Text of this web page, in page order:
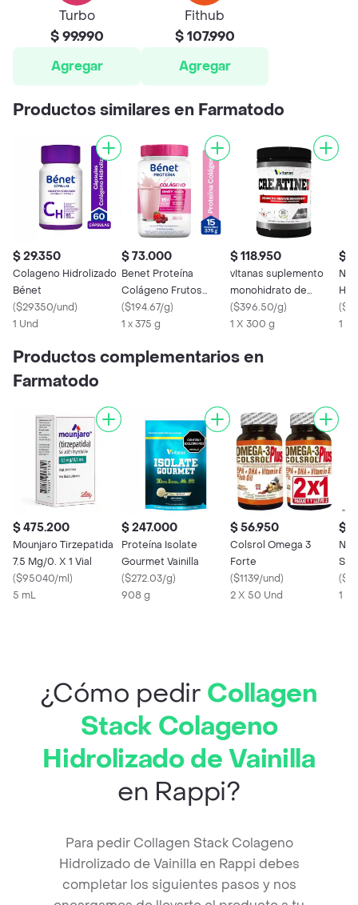
Turbo
$ 99.990
Agregar
Fithub
$ 107.990
Agregar
Productos similares en Farmatodo
$ 29.350
Colageno Hidrolizado
Bénet
($29350/und)
1 Und
$ 73.000
Benet Proteína
Colágeno Frutos
Rojos 375 g
($194.67/g)
1 x 375 g
$ 118.950
vItanas suplemento
monohidrato de
creatina
($396.50/g)
1 X 300 g
$
(
1 X
Productos complementarios en
Farmatodo
$ 475.200
Mounjaro Tirzepatida
7.5 Mg/0. X 1 Vial
($95040/ml)
5 mL
$ 247.000
Proteína Isolate
Gourmet Vainilla
($272.03/g)
908 g
$ 56.950
Colsrol Omega 3
Forte
($1139/und)
2 X 50 Und
$
(
1 X
¿Cómo pedir Collagen
Stack Colageno
Hidrolizado de Vainilla
en Rappi?
Para pedir Collagen Stack Colageno
Hidrolizado de Vainilla en Rappi debes
completar los siguientes pasos y nos